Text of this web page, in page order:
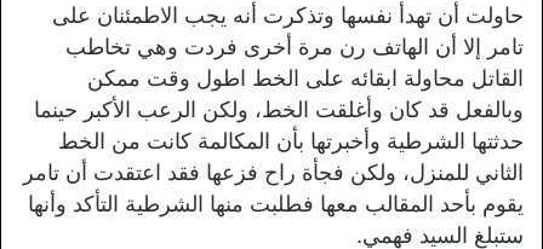
حاولت أن تهدأ نفسها وتذكرت أنه يجب الاطمئنان على
تامر إلا أن الهاتف رن مرة أخرى فردت وهي تخاطب
القاتل محاولة ابقائه على الخط اطول وقت ممكن
وبالفعل قد كان وأغلقت الخط، ولكن الرعب الأكبر حينما
حدثتها الشرطية وأخبرتها بأن المكالمة كانت من الخط
الثاني للمنزل، ولكن فجأة راح فزعها فقد اعتقدت أن تامر
يقوم بأحد المقالب معها فطلبت منها الشرطية التأكد وأنها
ستبلغ السيد فهمي.